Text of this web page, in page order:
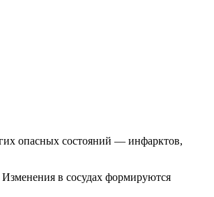
опасных состояний — инфарктов,
Изменения в сосудах формируются